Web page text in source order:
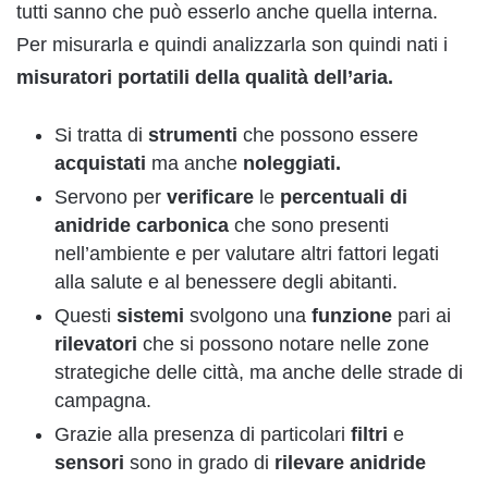
tutti sanno che può esserlo anche quella interna.
Per misurarla e quindi analizzarla son quindi nati i
misuratori portatili della qualità dell’aria.
Si tratta di strumenti che possono essere
acquistati ma anche noleggiati.
Servono per verificare le percentuali di
anidride carbonica che sono presenti
nell’ambiente e per valutare altri fattori legati
alla salute e al benessere degli abitanti.
Questi sistemi svolgono una funzione pari ai
rilevatori che si possono notare nelle zone
strategiche delle città, ma anche delle strade di
campagna.
Grazie alla presenza di particolari filtri e
sensori sono in grado di rilevare anidride